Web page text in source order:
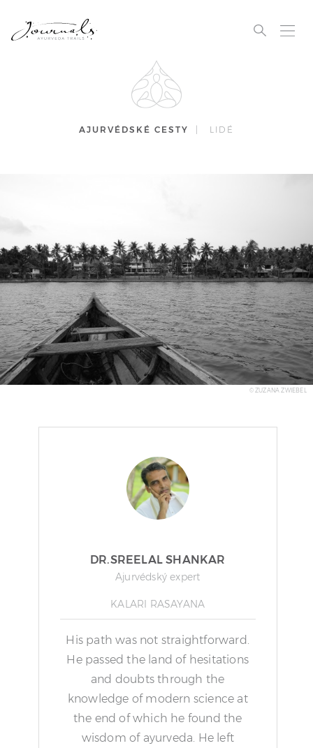
AJURVÉDSKÉ CESTY LIDÉ
© ZUZANA ZWIEBEL
DR.SREELAL SHANKAR
Ajurvédský expert
KALARI RASAYANA
His path was not straightforward.
He passed the land of hesitations
and doubts through the
knowledge of modern science at
the end of which he found the
wisdom of ayurveda. He left